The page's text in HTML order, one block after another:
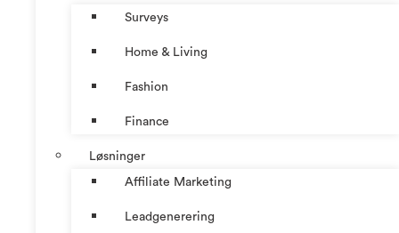
Surveys
Home & Living
Fashion
Finance
Løsninger
Affiliate Marketing
Leadgenerering